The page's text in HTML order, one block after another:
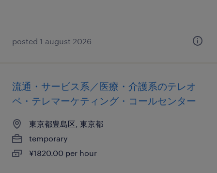
posted 1 august 2026
流通・サービス系／医療・介護系のテレオ
ペ・テレマーケティング・コールセンター
東京都豊島区, 東京都
temporary
¥1820.00 per hour